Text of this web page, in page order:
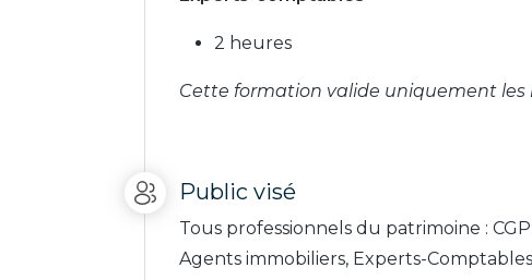
2 heures
Cette formation valide uniquement les
Public visé
Tous professionnels du patrimoine :
Agents immobiliers, Experts-